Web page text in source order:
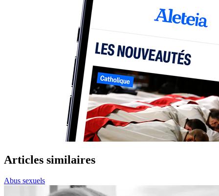
Articles similaires
Abus sexuels